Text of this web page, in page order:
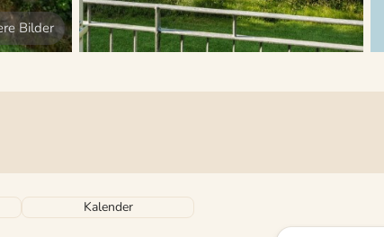
Kalender